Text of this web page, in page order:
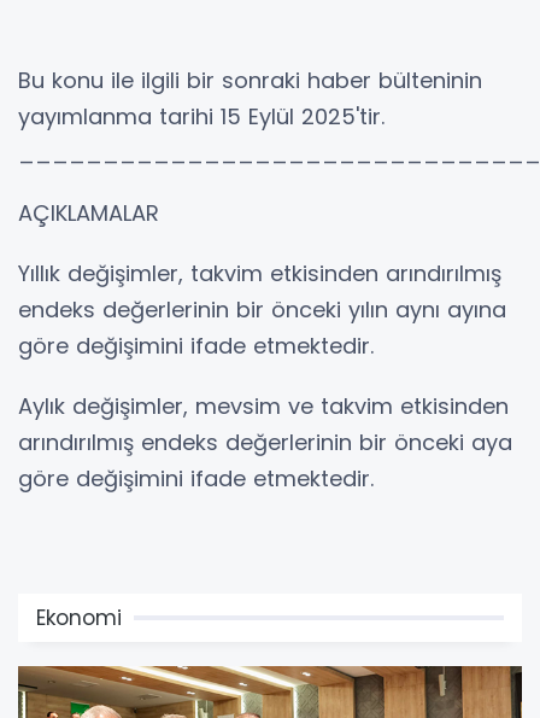
Bu konu ile ilgili bir sonraki haber bülteninin
yayımlanma tarihi 15 Eylül 2025'tir.
AÇIKLAMALAR
Yıllık değişimler, takvim etkisinden arındırılmış
endeks değerlerinin bir önceki yılın aynı ayına
göre değişimini ifade etmektedir.
Aylık değişimler, mevsim ve takvim etkisinden
arındırılmış endeks değerlerinin bir önceki aya
göre değişimini ifade etmektedir.
Ekonomi